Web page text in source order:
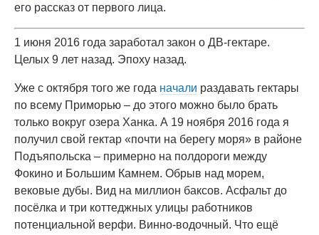
его рассказ от первого лица.
1 июня 2016 года заработал закон о ДВ-гектаре.
Целых 9 лет назад. Эпоху назад.
Уже с октября того же года начали раздавать гектары
по всему Приморью – до этого можно было брать
только вокруг озера Ханка. А 19 ноября 2016 года я
получил свой гектар «почти на берегу моря» в районе
Подъяпольска – примерно на полдороги между
Фокино и Большим Камнем. Обрыв над морем,
вековые дубы. Вид на миллион баксов. Асфальт до
посёлка и три коттеджных улицы работников
потенциальной верфи. Винно-водочный. Что ещё